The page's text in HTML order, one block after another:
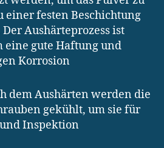
einer festen Beschichtung
Aushärteprozess ist
eine gute Haftung und
Korrosion
dem Aushärten werden die
gekühlt, um sie für
Inspektion